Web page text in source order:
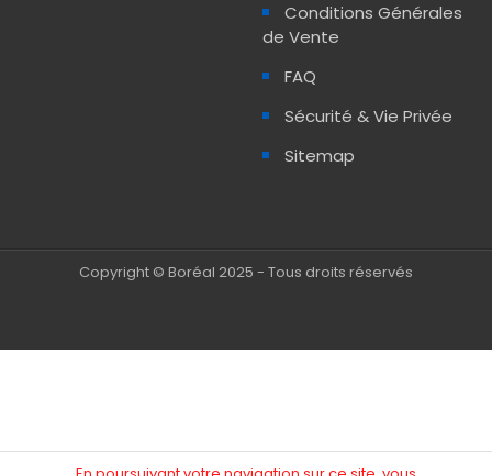
Conditions Générales
de Vente
FAQ
Sécurité & Vie Privée
Sitemap
Copyright © Boréal 2025 - Tous droits réservés